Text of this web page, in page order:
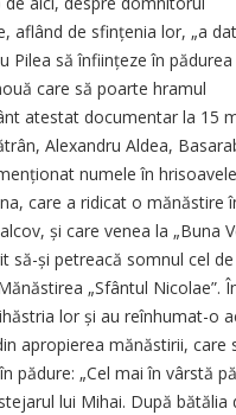
aflând de sfințenia lor, „a dat
Pilea să înființeze în pădurea
care să poarte hramul
atestat documentar la 15
Alexandru Aldea,
numele în
care a ridicat o
și care venea la
să-și petreacă somnul cel
„Sfântul Nicolae”.
lor și au reînhumat-o
apropierea mănăstirii, care
pădure: „Cel mai în vârstă
lui Mihai. După